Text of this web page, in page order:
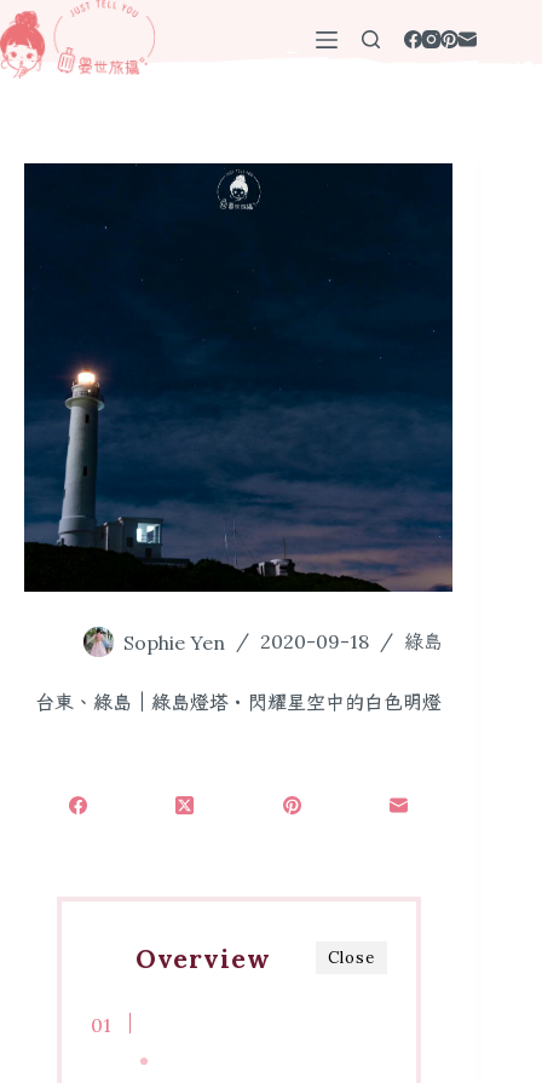
跳
至
主
Sophie Yen 2020-09-18 綠島
台東、綠島｜綠島燈塔・閃耀星空中的白色明燈
Close
Overview